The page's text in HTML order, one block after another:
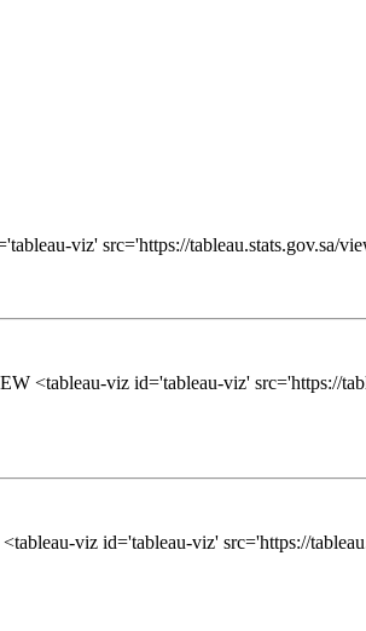
<tableau-viz id='tableau-viz' src='https://
viz id='tableau-viz' src='https://